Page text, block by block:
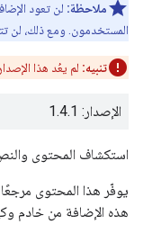
ملاحظة: لن تعود
المستخدمون. ومع ذلك، لن
تنبيه: لم يعُد هذا
الإصدار: 1.4.1
استكشاف المحتوى
يوفّر هذا المحتوى
هذه الإضافة من خادم